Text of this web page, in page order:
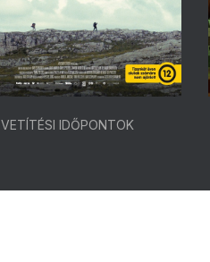
VETÍTÉSI IDŐPONTOK